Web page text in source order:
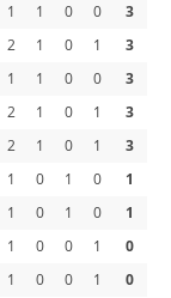
1 1 0 0
3
2 1 0 1
3
1 1 0 0
3
2 1 0 1
3
2 1 0 1
3
1 0 1 0
1
1 0 1 0
1
1 0 0 1
0
1 0 0 1
0